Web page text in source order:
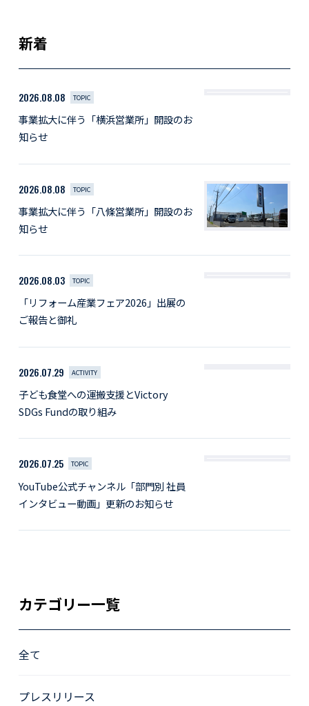
新着
2026.08.08 TOPIC
事業拡大に伴う「横浜営業所」開設のお
知らせ
2026.08.08 TOPIC
事業拡大に伴う「八條営業所」開設のお
知らせ
2026.08.03 TOPIC
「リフォーム産業フェア2026」出展の
ご報告と御礼
2026.07.29 ACTIVITY
子ども食堂への運搬支援とVictory
SDGs Fundの取り組み
2026.07.25 TOPIC
YouTube公式チャンネル「部門別 社員
インタビュー動画」更新のお知らせ
カテゴリー一覧
全て
プレスリリース